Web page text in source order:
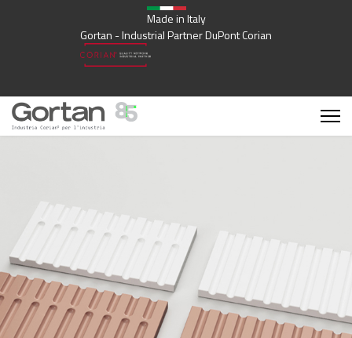
Made in Italy
Gortan - Industrial Partner DuPont Corian